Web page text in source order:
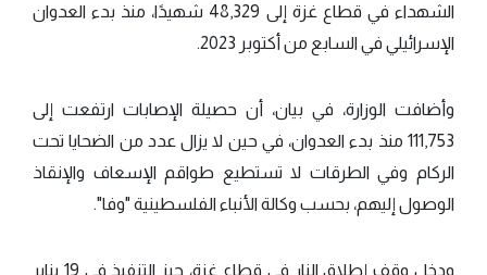
الشهداء في قطاع غزة إلى 48,329 شهيدًا، منذ بدء العدوان
الإسرائيلي في السابع من أكتوبر 2023.
وأضافت الوزارة، في بيان، أن حصيلة الإصابات ارتفعت إلى
111,753 منذ بدء العدوان، في حين لا يزال عدد من الضحايا تحت
الركام وفي الطرقات لا تستطيع طواقم الإسعاف والإنقاذ
الوصول إليهم، بحسب وكالة الأنباء الفلسطينية "وفا".
ودخل وقف إطلاق النار في قطاع غزة، حيز التنفيذ في 19 يناير